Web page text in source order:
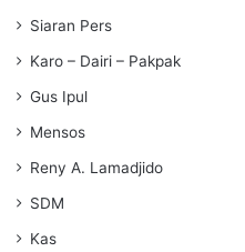
Siaran Pers
Karo – Dairi – Pakpak
Gus Ipul
Mensos
Reny A. Lamadjido
SDM
Kas